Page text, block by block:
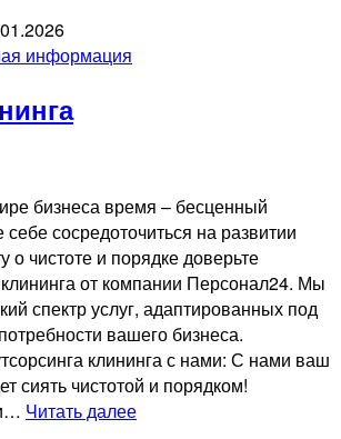
информация
бизнеса время – бесценный
себе сосредоточиться на развитии
о чистоте и порядке доверьте
от компании Персонал24. Мы
спектр услуг, адаптированных под
вашего бизнеса.
клининга с нами: С нами ваш
сиять чистотой и порядком!
Читать далееУслуги